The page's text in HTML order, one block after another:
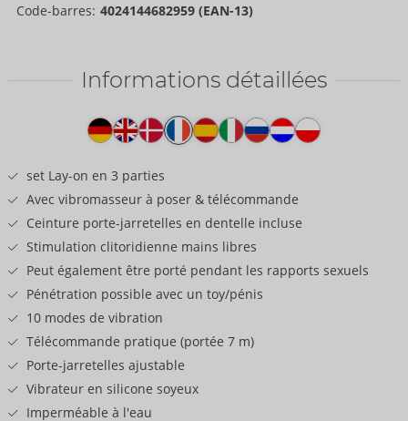
Code-barres: 4024144682959 (EAN-13)
Informations détaillées
set Lay-on en 3 parties
Avec vibromasseur à poser & télécommande
Ceinture porte-jarretelles en dentelle incluse
Stimulation clitoridienne mains libres
Peut également être porté pendant les rapports sexuels
Pénétration possible avec un toy/pénis
10 modes de vibration
Télécommande pratique (portée 7 m)
Porte-jarretelles ajustable
Vibrateur en silicone soyeux
Imperméable à l'eau